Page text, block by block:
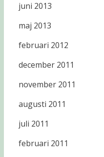
juni 2013
maj 2013
februari 2012
december 2011
november 2011
augusti 2011
juli 2011
februari 2011